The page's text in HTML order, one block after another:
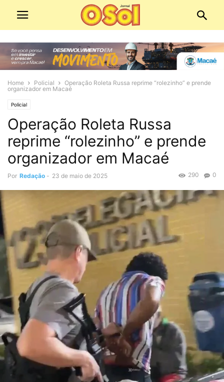
Home Policial
Operação Roleta Russa reprime “rolezinho” e prende
organizador em Macaé
Policial
Operação Roleta Russa
reprime “rolezinho” e prende
organizador em Macaé
Por Redação - 23 de maio de 2025 0
290